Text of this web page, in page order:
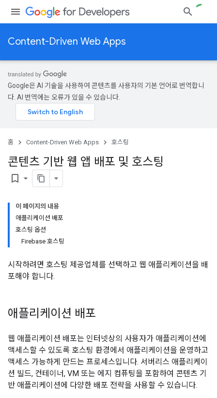
Content-Driven Web Apps
Google은 AI 기술을 사용하여 콘텐츠를 사용자의 기본 언어로 번역합니
다. AI 번역에는 오류가 있을 수 있습니다.
홈 Content-Driven Web Apps 호스팅
콘텐츠 기반 웹 앱 배포 및 호스팅
bookmark_border
이 페이지의 내용
애플리케이션 배포
호스팅 옵션
Firebase 호스팅
시작하려면 호스팅 제공업체를 선택하고 웹 애플리케이션을 배
포해야 합니다.
애플리케이션 배포
웹 애플리케이션 배포는 인터넷상의 사용자가 애플리케이션에
액세스할 수 있도록 호스팅 환경에서 애플리케이션을 운영하고
액세스 가능하게 만드는 프로세스입니다. 서버리스 애플리케이
션 빌드, 컨테이너, VM 또는 에지 컴퓨팅을 포함하여 콘텐츠 기
반 애플리케이션에 다양한 배포 전략을 사용할 수 있습니다.